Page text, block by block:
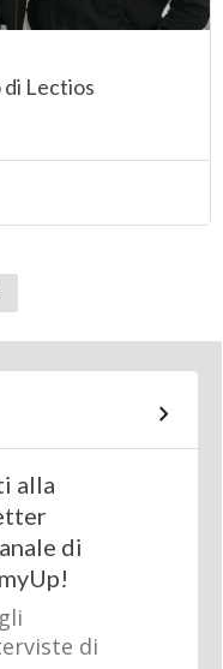
di Lectios
alla
di
di